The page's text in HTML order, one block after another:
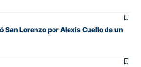
San Lorenzo por Alexis Cuello de un